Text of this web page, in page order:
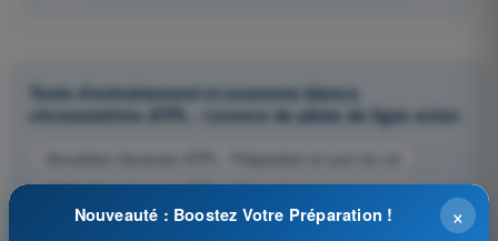
Tests d'entraînement et examens blancs
chronométrés ATPL - Licence de pilote de ligne avion
Simulation d'examen ATPL - Préparation et suivi du vol
QCM d'Entraînement ATPL - Préparation et suivi du vol
Examen en PDF ATPL - Préparation et suivi du vol
×
Nouveauté : Boostez Votre Préparation !